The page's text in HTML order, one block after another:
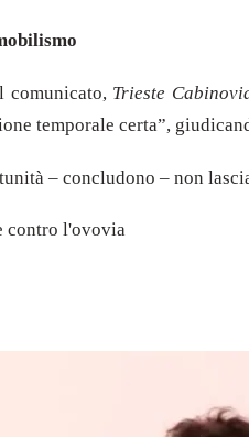
comunicato, Trieste
temporale certa”,
– concludono – non
contro l'ovovia